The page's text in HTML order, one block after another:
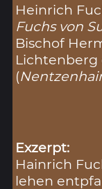
Heinrich
Fuchs von
Bischof
Lichtenberg
(
Exzerpt:
Hainrich
lehen